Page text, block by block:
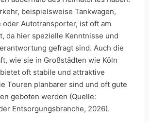
beispielsweise Tankwagen,
Autotransporter, ist oft am
da hier spezielle Kenntnisse und
gefragt sind. Auch die
wie sie in Großstädten wie Köln
oft stabile und attraktive
Touren planbarer sind und oft gute
geboten werden (Quelle:
Entsorgungsbranche, 2026).